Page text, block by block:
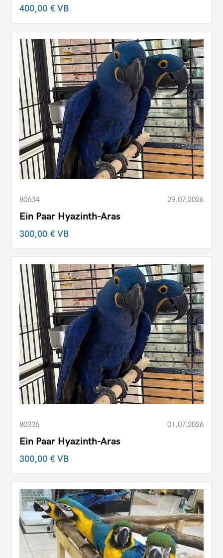
400,00 €VB
80634 29.07.2026
Ein Paar Hyazinth-Aras
300,00 €VB
80336 01.07.2026
Ein Paar Hyazinth-Aras
300,00 €VB